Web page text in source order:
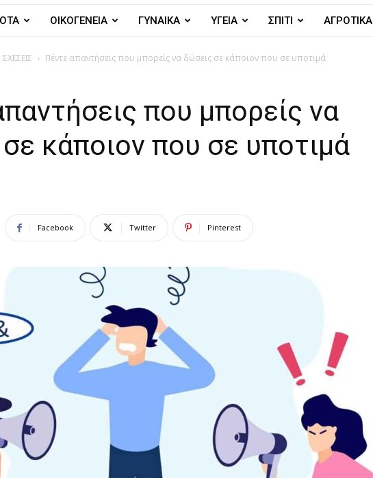
ΟΙΚΟΓΕΝΕΙΑ ΓΥΝΑΙΚΑ ΥΓΕΙΑ ΣΠΙΤΙ ΑΓΡΟΤΙΚΑ
ΣΧΕΣΕΙΣ Πέντε απαντήσεις που μπορείς να δώσεις σε κάποιον που σε υποτιμά
που μπορείς να
κάποιον που σε υποτιμά
Facebook Twitter Pinterest